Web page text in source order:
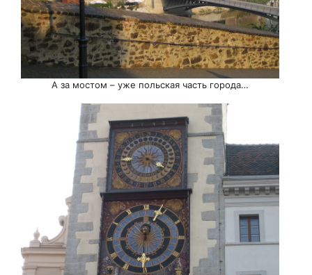
А за мостом – уже польская часть города…